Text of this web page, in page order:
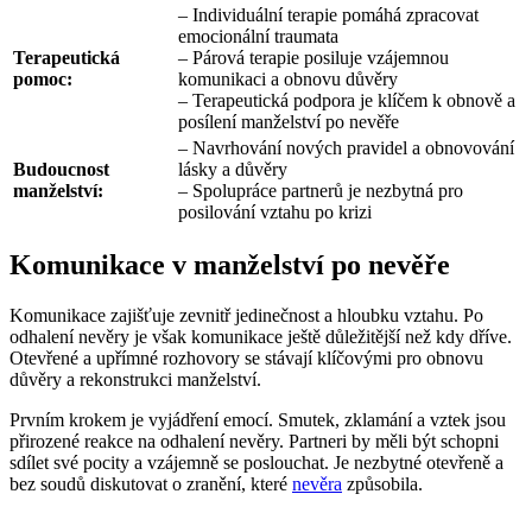
Terapeutická
pomoc:
– Individuální terapie pomáhá zpracovat
emocionální traumata
– Párová terapie posiluje vzájemnou
komunikaci a obnovu důvěry
– Terapeutická podpora je klíčem k obnově a
posílení manželství po nevěře
Budoucnost
manželství:
– Navrhování nových pravidel a obnovování
lásky a důvěry
– Spolupráce partnerů je nezbytná pro
posilování vztahu po krizi
Komunikace v manželství po nevěře
Komunikace zajišťuje zevnitř jedinečnost a hloubku vztahu. Po
odhalení nevěry je však komunikace ještě důležitější než kdy dříve.
Otevřené a upřímné rozhovory se stávají klíčovými pro obnovu
důvěry a rekonstrukci manželství.
Prvním krokem je vyjádření emocí. Smutek, zklamání a vztek jsou
přirozené reakce na odhalení nevěry. Partneri by měli být schopni
sdílet své pocity a vzájemně se poslouchat. Je nezbytné otevřeně a
bez soudů diskutovat o zranění, které nevěra způsobila.